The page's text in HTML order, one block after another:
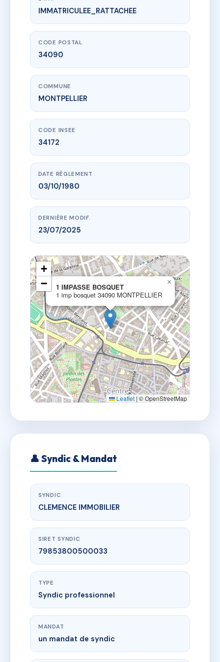
www.vme.plus/AC6619183
1 IMPASSE BOSQUET
1 imp bosquet34090 MONTPELLIER
IMMATRICULEE_RATTACHEE
CODE POSTAL
34090
COMMUNE
MONTPELLIER
CODE INSEE
34172
DATE RÈGLEMENT
03/10/1980
DERNIÈRE MODIF.
23/07/2025
1 IMPASSE BOSQUET
1 imp bosquet 34090 MONTPELLIER
×
+
−
Leaflet | © OpenStreetMap
👤 Syndic & Mandat
SYNDIC
CLEMENCE IMMOBILIER
SIRET SYNDIC
79853800500033
TYPE
Syndic professionnel
MANDAT
un mandat de syndic